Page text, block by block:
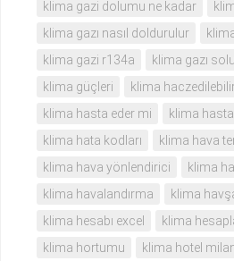
klima gazi dolumu ne kadar
klima gazı nasıl doldurulur
klima gazi r134a
klima gazı
klima güçleri
klima
klima hasta eder mi
klima
klima hata kodları
klima hava
klima hava yönlendirici
klima
klima havalandırma
klima
klima hesabı excel
klima
klima hortumu
klima hotel